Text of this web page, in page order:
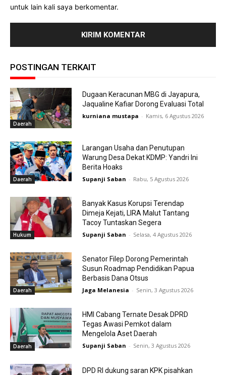
untuk lain kali saya berkomentar.
POSTINGAN TERKAIT
Daerah
Dugaan Keracunan MBG di Jayapura,
Jaqualine Kafiar Dorong Evaluasi Total
kurniana mustapa - Kamis, 6 Agustus 2026
Daerah
Larangan Usaha dan Penutupan
Warung Desa Dekat KDMP: Yandri Ini
Berita Hoaks
Supanji Saban - Rabu, 5 Agustus 2026
Hukum
Banyak Kasus Korupsi Terendap
Dimeja Kejati, LIRA Malut Tantang
Tacoy Tuntaskan Segera
Supanji Saban - Selasa, 4 Agustus 2026
Daerah
Senator Filep Dorong Pemerintah
Susun Roadmap Pendidikan Papua
Berbasis Dana Otsus
Jaga Melanesia - Senin, 3 Agustus 2026
Daerah
HMI Cabang Ternate Desak DPRD
Tegas Awasi Pemkot dalam
Mengelola Aset Daerah
Supanji Saban - Senin, 3 Agustus 2026
DPD RI dukung saran KPK pisahkan